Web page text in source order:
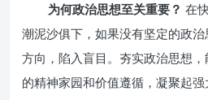
为何政治思想至关重要？ 在
潮泥沙俱下，如果没有坚定的政
方向，陷入盲目。夯实政治思想
的精神家园和价值遵循，凝聚起